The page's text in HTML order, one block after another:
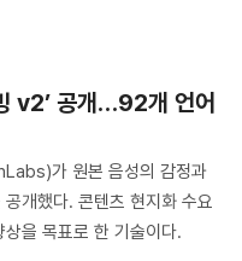
v2’ 공개…92개 언어
가 원본 음성의 감정과
개했다. 콘텐츠 현지화 수요
을 목표로 한 기술이다.